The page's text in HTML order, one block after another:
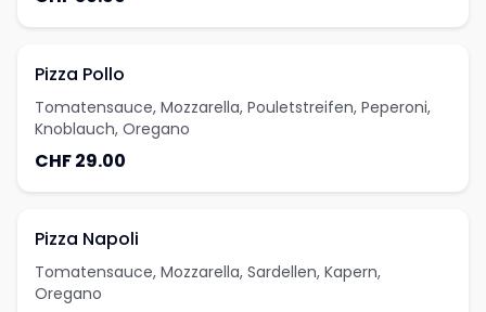
Pizza Pollo
Tomatensauce, Mozzarella, Pouletstreifen, Peperoni,
Knoblauch, Oregano
CHF 29.00
Pizza Napoli
Tomatensauce, Mozzarella, Sardellen, Kapern,
Oregano